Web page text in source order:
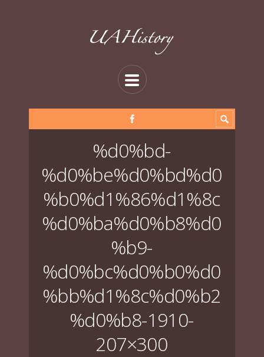
%d0%bd-
%d0%be%d0%bd%d0
%b0%d1%86%d1%8c
%d0%ba%d0%b8%d0
%b9-
%d0%bc%d0%b0%d0
%bb%d1%8c%d0%b2
%d0%b8-1910-
207×300